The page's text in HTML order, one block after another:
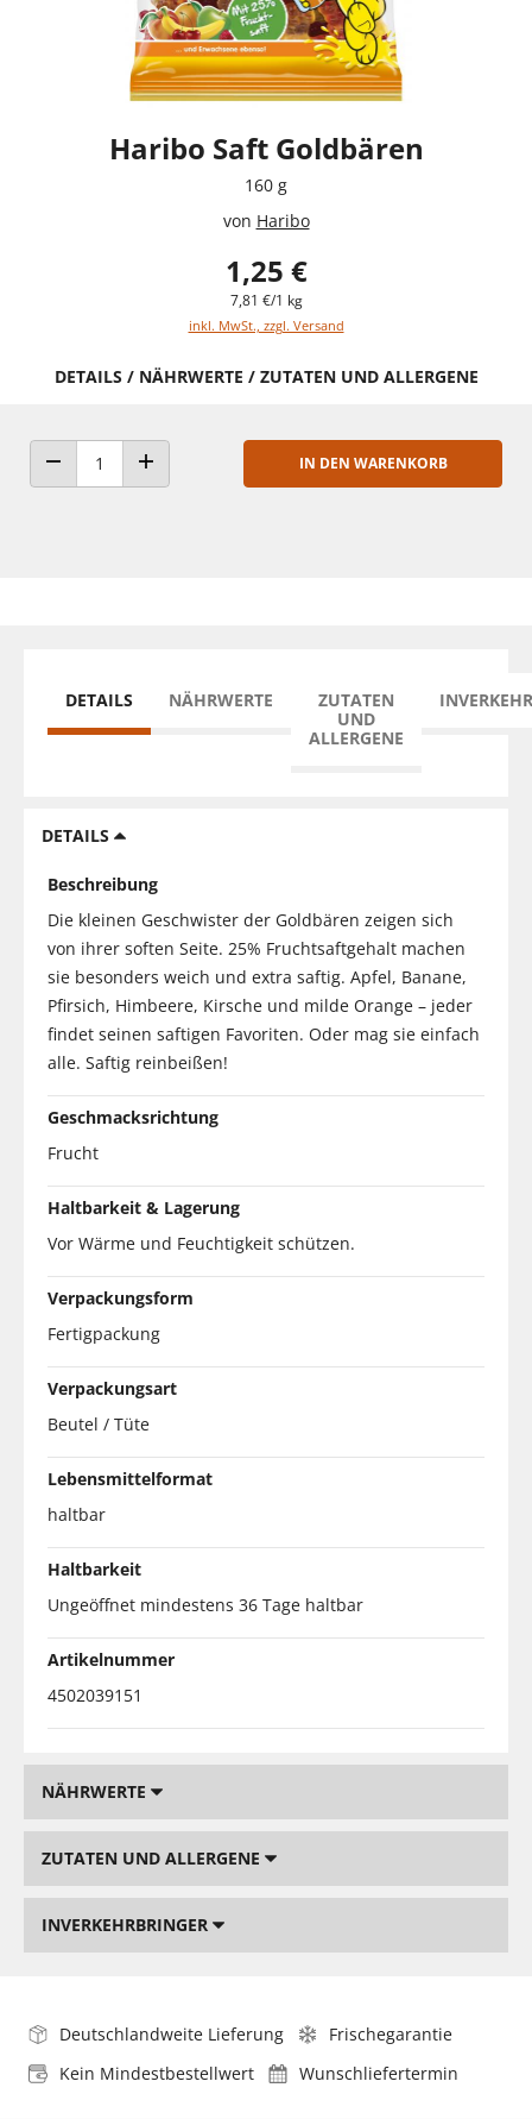
Haribo Saft Goldbären
160 g
von Haribo
1,25 €
7,81 €/1 kg
inkl. MwSt., zzgl. Versand
DETAILS / NÄHRWERTE / ZUTATEN UND ALLERGENE
ANZAHL VERRINGERNANZAHL ERHÖHEN
IN DEN WARENKORB
DETAILS NÄHRWERTE
ZUTATEN
UND
ALLERGENE
DETAILS
Beschreibung
Die kleinen Geschwister der Goldbären zeigen sich
von ihrer soften Seite. 25% Fruchtsaftgehalt machen
sie besonders weich und extra saftig. Apfel, Banane,
Pfirsich, Himbeere, Kirsche und milde Orange – jeder
findet seinen saftigen Favoriten. Oder mag sie einfach
alle. Saftig reinbeißen!
Geschmacksrichtung
Frucht
Haltbarkeit & Lagerung
Vor Wärme und Feuchtigkeit schützen.
Verpackungsform
Fertigpackung
Verpackungsart
Beutel / Tüte
Lebensmittelformat
haltbar
Haltbarkeit
Ungeöffnet mindestens 36 Tage haltbar
Artikelnummer
4502039151
NÄHRWERTE
ZUTATEN UND ALLERGENE
INVERKEHRBRINGER
Deutschlandweite Lieferung
Frischegarantie
Kein Mindestbestellwert
Wunschliefertermin